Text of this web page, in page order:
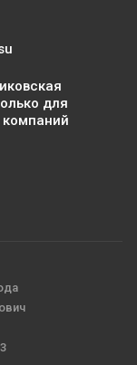
для
компаний